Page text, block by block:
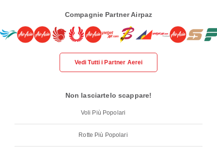
Compagnie Partner Airpaz
Vedi Tutti i Partner Aerei
Non lasciartelo scappare!
Voli Più Popolari
Rotte Più Popolari